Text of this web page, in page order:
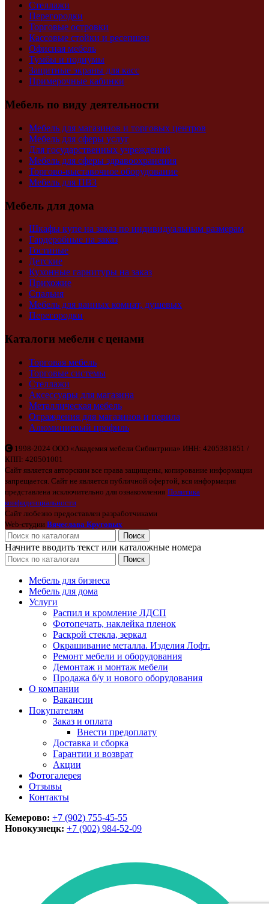
Стеллажи
Перегородки
Торговые островки
Кассовые стойки и ресепшен
Офисная мебель
Тумбы и подиумы
Защитные экраны для касс
Примерочные кабинки
Мебель по виду деятельности
Мебель для магазинов и торговых центров
Мебель для сферы услуг
Для государственных учреждений
Мебель для сферы здравоохранения
Торгово-выставочное оборудование
Мебель для ПВЗ
Мебель для дома
Шкафы купе на заказ по индивидуальным размерам
Гардеробные на заказ
Гостиные
Детские
Кухонные гарнитуры на заказ
Прихожие
Спальня
Мебель для ванных комнат, душевых
Перегородки
Каталоги мебели с ценами
Торговая мебель
Торговые системы
Стеллажи
Аксессуары для магазина
Металлическая мебель
Ограждения для магазинов и перила
Алюминиевый профиль
1998-2024 ООО «Академия мебели Сибвитрина» ИНН: 4205381851 /
КПП: 420501001
Сайт является авторским все права защищены, копирование информации
запрещается. Сайт не является публичной офертой, вся информация
представлена исключительно для ознакомления Политика
конфиденциальности
Сайт любезно предоставлен разработчиками
Web-студии Вячеслава Круговых
Поиск
Начните вводить текст или каталожные номера
Поиск
Мебель для бизнеса
Мебель для дома
Услуги
Распил и кромление ЛДСП
Фотопечать, наклейка пленок
Раскрой стекла, зеркал
Окрашивание металла. Изделия Лофт.
Ремонт мебели и оборудования
Демонтаж и монтаж мебели
Продажа б/у и нового оборудования
О компании
Вакансии
Покупателям
Заказ и оплата
Внести предоплату
Доставка и сборка
Гарантии и возврат
Акции
Фотогалерея
Отзывы
Контакты
Кемерово: +7 (902) 755-45-55
Новокузнецк: +7 (902) 984-52-09